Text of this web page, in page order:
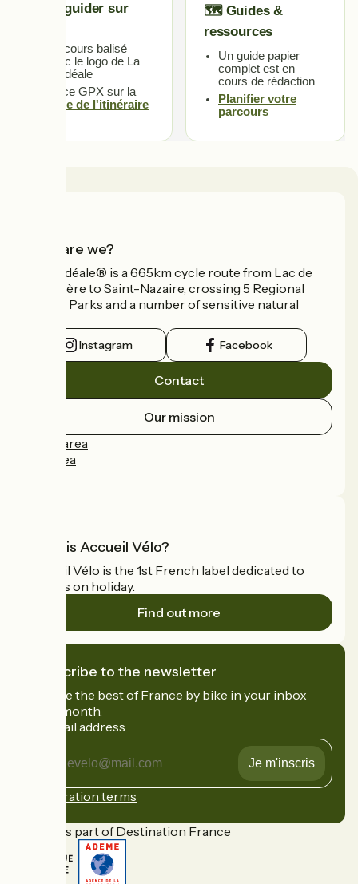
📍Se guider sur
Parcours balisé
avec le logo de La
Vélidéale
Trace GPX sur la
page de l'itinéraire
🗺️ Guides &
ressources
Un guide papier
complet est en
cours de rédaction
Planifier votre
parcours
Who are we?
La Vélidéale® is a 665km cycle route from Lac de
Vassivière to Saint-Nazaire, crossing 5 Regional
Nature Parks and a number of sensitive natural
Instagram Facebook
Contact
Our mission
Press area
Pro area
What is Accueil Vélo?
Accueil Vélo is the 1st French label dedicated to
cyclists on holiday.
Find out more
I subscribe to the newsletter
Receive the best of France by bike in your inbox
every month.
My email address
address
Registration terms
Funded as part of Destination France